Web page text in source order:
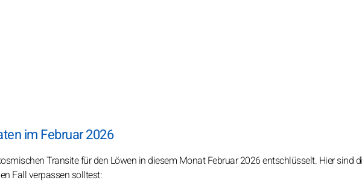
im Februar 2026
Transite für den Löwen in diesem Monat Februar 2026 entschlüsselt. Hier sind
Fall verpassen solltest: